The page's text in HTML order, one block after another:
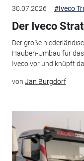
30.07.2026 #Iveco
Der Iveco
Der große
Hauben-Umbau für
Iveco vor und knüpft
von Jan Burgdorf